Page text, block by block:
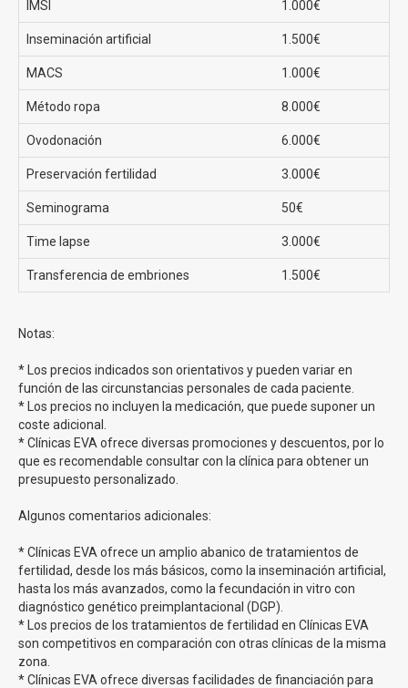
Precios fecundación in vitro en Clínicas EVA
Elprecio de una FIV convencional en Clínicas EVA
competencia en toda España. Además ofrecen
financiación para todos los procesos de tu tratamiento.
Ovodonación
El tratamiento de fertilidad con mayor tasa de éxito
puesto que se realiza una fecundación in vitro recibiendo
óvulos de donante.
de éxito del 80%
Precio FIV con ovodonación
Clínicas Eva te ofrece el tratamiento de fecundación
in vitro con ovodonación desde 150€ al mes
que los precios de Clínicas Eva pueden sufrir variaciones
dependiendo del momento, ya que ofrecen numerosas
ventajas para un número determinado de pacientes.
Metodo Ropa Clínicas Eva
LaFecundación in Vitro método ROPAes una variante
de la Fecundación In Vitro diseñada
mujeres. En este método, una de las mujeres dona los
IMSI 1.000€
Inseminación artificial 1.500€
MACS 1.000€
Método ropa 8.000€
Ovodonación 6.000€
Preservación fertilidad 3.000€
Seminograma 50€
Time lapse 3.000€
Transferencia de embriones 1.500€
Notas:
* Los precios indicados son orientativos y pueden variar en
función de las circunstancias personales de cada paciente.
* Los precios no incluyen la medicación, que puede suponer un
coste adicional.
* Clínicas EVA ofrece diversas promociones y descuentos, por lo
que es recomendable consultar con la clínica para obtener un
presupuesto personalizado.
Algunos comentarios adicionales:
* Clínicas EVA ofrece un amplio abanico de tratamientos de
fertilidad, desde los más básicos, como la inseminación artificial,
hasta los más avanzados, como la fecundación in vitro con
diagnóstico genético preimplantacional (DGP).
* Los precios de los tratamientos de fertilidad en Clínicas EVA
son competitivos en comparación con otras clínicas de la misma
zona.
* Clínicas EVA ofrece diversas facilidades de financiación para